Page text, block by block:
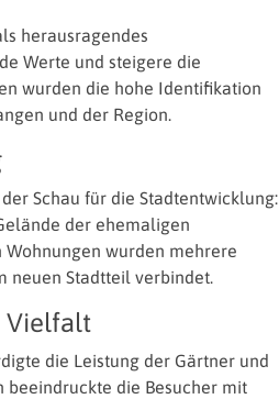
herausragendes
Werte und steigere die
wurden die hohe Identifikation
und der Region.
Schau für die Stadtentwicklung:
der ehemaligen
wurden mehrere
neuen Stadtteil verbindet.
Vielfalt
die Leistung der Gärtner und
beeindruckte die Besucher mit